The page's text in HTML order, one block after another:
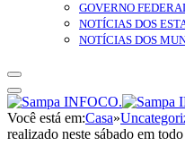
GOVERNO
NOTÍCIAS DOS
NOTÍCIAS DOS
Você está em:Casa»
realizado neste sábado em